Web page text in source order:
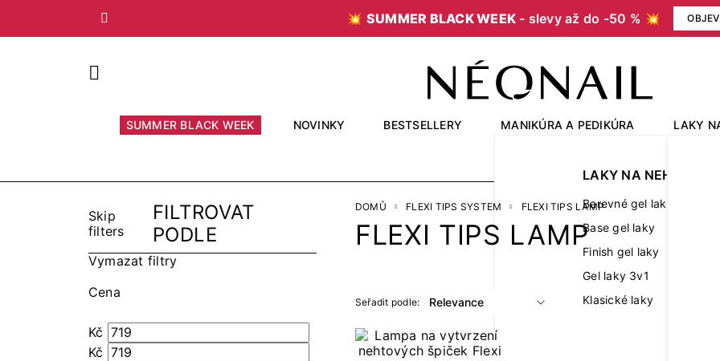
💥 SUMMER BLACK WEEK - slevy až do -50 % 💥 OBJEV
Předchozí
SUMMER BLACK WEEK NOVINKY BESTSELLERY MANIKÚRA A PEDIKÚRA
LAKY NA NEHTY
Barevné gel laky
Base gel laky
Finish gel laky
Gel laky 3v1
Klasické laky
LAKY
Skip
filters
FILTROVAT
PODLE
Vymazat filtry
Cena
Kč
Kč
DOMŮ FLEXI TIPS SYSTEM FLEXI TIPS LAMP
FLEXI TIPS LAMP
Seřadit podle: